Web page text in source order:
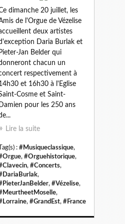
dimanche 20 juillet, les
de l'Orgue de Vézelise
deux artistes
Daria Burlak et
Pieter-Jan Belder qui
chacun un
respectivement à
et 16h30 à l'Eglise
Cosme et Saint-
Damien pour les 250 ans
Lire la suite
Tag(s) : #Musiqueclassique,
, #Orguehistorique,
, #Concerts,
,
, #Vézelise,
,
, #GrandEst, #France